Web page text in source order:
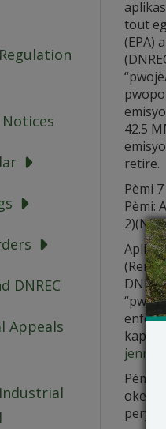
Notices
DNREC
Appeals
tout
(EPA)
42.5
retire.
Pèmi
Pèmi:
kapab
Pèmi
okenn